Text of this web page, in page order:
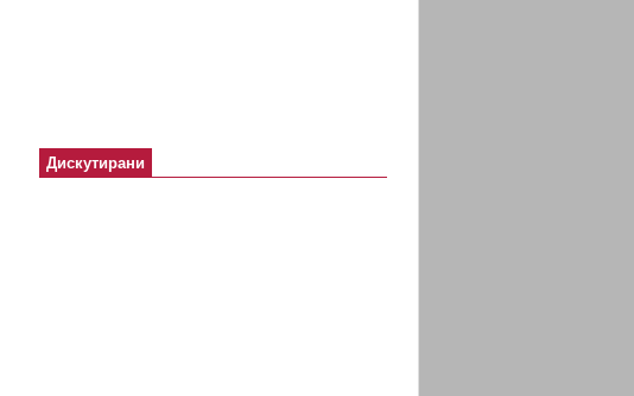
Дискутирани